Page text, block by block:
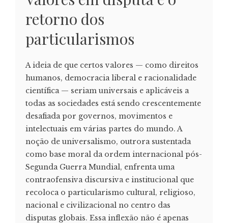
retorno dos
particularismos
A ideia de que certos valores — como direitos
humanos, democracia liberal e racionalidade
científica — seriam universais e aplicáveis a
todas as sociedades está sendo crescentemente
desafiada por governos, movimentos e
intelectuais em várias partes do mundo. A
noção de universalismo, outrora sustentada
como base moral da ordem internacional pós-
Segunda Guerra Mundial, enfrenta uma
contraofensiva discursiva e institucional que
recoloca o particularismo cultural, religioso,
nacional e civilizacional no centro das
disputas globais. Essa inflexão não é apenas